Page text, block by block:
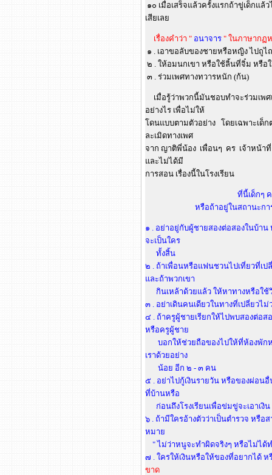
๑๐ เมื่อเสร็จแล้วครั้งแรกถ้าขู่เด็กแ
เสียเลย
เรื่องคำว่า " อนาจาร" ในภาษากฏ
๑ . เอาขอลับของชายหรือหญิง ไปถูไ
๒ . ให้อมนกเขา หรือใช้ลิ้นที่จิ๋ม หรือ
๓ . ร่วมเพศทางทวารหนัก (ก้น)
เมื่อรู้ว่าพวกนี้มันชอบทำจะร่วมเพ
อย่างไร เพื่อไม่ให้
โดนแบบตามตัวอย่าง โดยเฉพาะเด็
ละเมิดทางเพศ
จาก ญาติพี่น้อง เพื่อนๆ คร เจ้าหน้าที่
และไม่ได้มี
การสอน เรื่องนี้ในโรงเรียน
ที่นี้เด็กๆ
หรือถ้าอยู่ในสถานะก
๑ . อย่าอยู่กับผู้ชายสองต่อสองในบ้า
จะเป็นใคร
ทั้งสิ้น
๒ . ถ้าเพื่อนหรือแฟนชวนไปเที่ยวที่เ
และถ้าพวกเขา
กินเหล้าด้วยแล้ว ให้หาทางหรือใ
๓ . อย่าเดินคนเดียวในทางที่เปลี่ยวไ
๔ . ถ้าครูผู้ชายเรียกให้ไปพบสองต่อส
หรือครูผู้ชาย
บอกให้ช่วยถือของไปให้ที่ห้องพัก
เราด้วยอย่าง
น้อย อีก ๒ - ๓ คน
๕ . อย่าไปกู้เงินรายวัน หรือของผ่อน
ที่บ้านหรือ
ก่อนถึงโรงเรียนเพื่อข่มขู่จะเอาเงิ
๖ . ถ้ามีใครอ้างตัวว่าเป็นตำรวจ หรือ
หมาย
" ไม่ว่าหนูจะทำผิดจริงๆ หรือไม่ได้
๗ . ใครให้เงินหรือให้ของที่อยากได้
ขาด